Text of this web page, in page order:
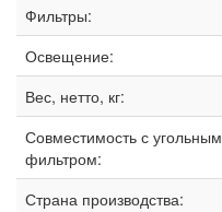
Фильтры:
Освещение:
Вес, нетто, кг:
Совместимость с угольным
фильтром:
Страна производства: